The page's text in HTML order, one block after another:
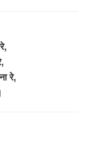
रे,